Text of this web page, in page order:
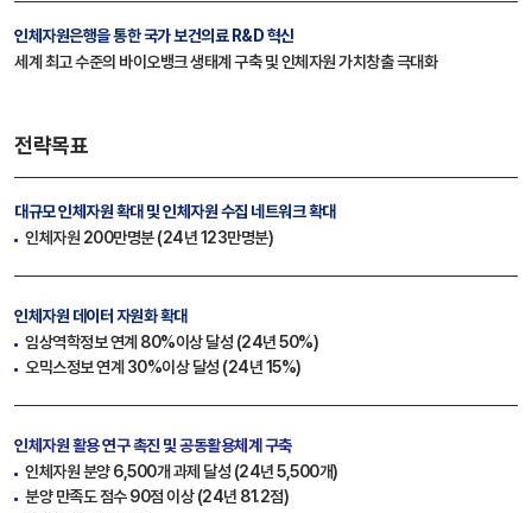
인체자원은행을 통한 국가 보건의료 R&D 혁신
세계 최고 수준의 바이오뱅크 생태계 구축 및 인체자원 가치창출 극대화
전략목표
대규모 인체자원 확대 및 인체자원 수집 네트워크 확대
인체자원 200만명분 (24년 123만명분)
인체자원 데이터 자원화 확대
임상역학정보 연계 80%이상 달성 (24년 50%)
오믹스정보 연계 30%이상 달성 (24년 15%)
인체자원 활용 연구 촉진 및 공동활용체계 구축
인체자원 분양 6,500개 과제 달성 (24년 5,500개)
분양 만족도 점수 90점 이상 (24년 81.2점)